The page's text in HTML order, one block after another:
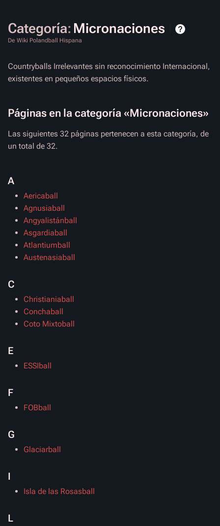
Categoría: Micronaciones
De Wiki Polandball Hispana
Countryballs Irrelevantes sin reconocimiento Internacional,
existentes en pequeños espacios físicos.
Páginas en la categoría «Micronaciones»
Las siguientes 32 páginas pertenecen a esta categoría, de
un total de 32.
A
Aericaball
Agnusiaball
Angyalistánball
Asgardiaball
Atlantiumball
Austenasiaball
C
Christianiaball
Conchaball
Coto Mixtoball
E
ESSIball
F
FOBball
G
Glaciarball
I
Isla de las Rosasball
L